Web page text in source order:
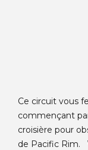
Ce circuit vous
commençant
croisière pour
de Pacific Rim.